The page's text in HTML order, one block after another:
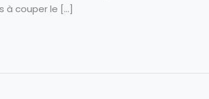
à couper le […]